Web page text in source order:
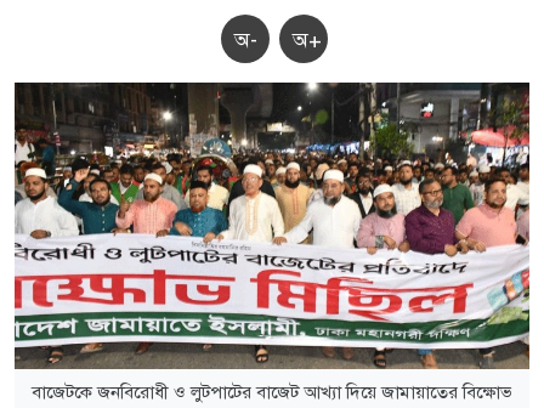
অ- অ+
বাজেটকে জনবিরোধী ও লুটপাটের বাজেট আখ্যা দিয়ে জামায়াতের বিক্ষোভ